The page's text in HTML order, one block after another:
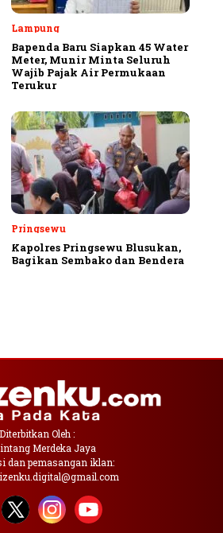
Lampung
Bapenda Baru Siapkan 45 Water
Meter, Munir Minta Seluruh
Wajib Pajak Air Permukaan
Terukur
Pringsewu
Kapolres Pringsewu Blusukan,
Bagikan Sembako dan Bendera
Diterbitkan Oleh :
Merdeka Jaya
dan pemasangan iklan: